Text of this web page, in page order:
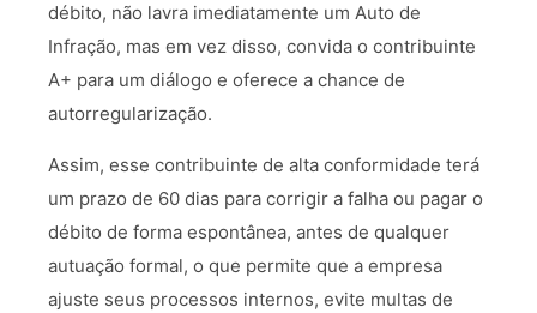
débito, não lavra imediatamente um Auto de
Infração, mas em vez disso, convida o contribuinte
A+ para um diálogo e oferece a chance de
autorregularização.
Assim, esse contribuinte de alta conformidade terá
um prazo de 60 dias para corrigir a falha ou pagar o
débito de forma espontânea, antes de qualquer
autuação formal, o que permite que a empresa
ajuste seus processos internos, evite multas de